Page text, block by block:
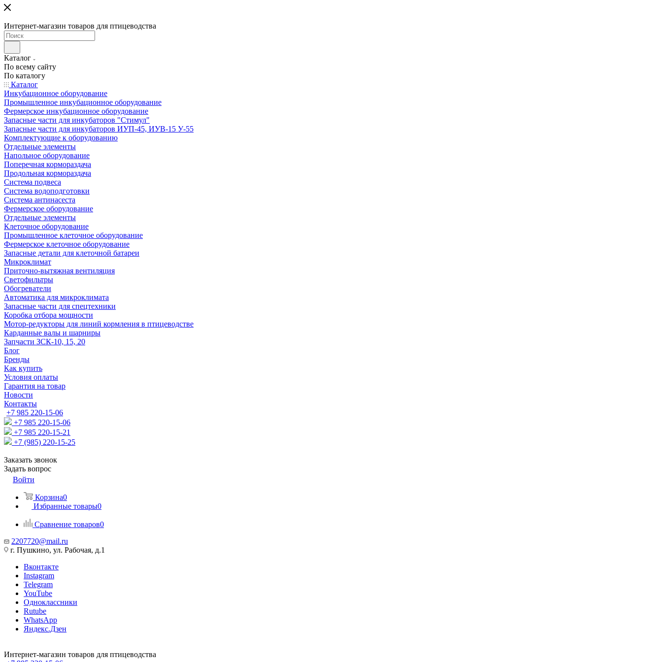
Интернет-магазин товаров для птицеводства
Каталог
По всему сайту
По каталогу
Каталог
Инкубационное оборудование
Промышленное инкубационное оборудование
Фермерское инкубационное оборудование
Запасные части для инкубаторов "Стимул"
Запасные части для инкубаторов ИУП-45, ИУВ-15 У-55
Комплектующие к оборудованию
Отдельные элементы
Напольное оборудование
Поперечная кормораздача
Продольная кормораздача
Система подвеса
Система водоподготовки
Система антинасеста
Фермерское оборудование
Отдельные элементы
Клеточное оборудование
Промышленное клеточное оборудование
Фермерское клеточное оборудование
Запасные детали для клеточной батареи
Микроклимат
Приточно-вытяжная вентиляция
Светофильтры
Обогреватели
Автоматика для микроклимата
Запасные части для спецтехники
Коробка отбора мощности
Мотор-редукторы для линий кормления в птицеводстве
Карданные валы и шарниры
Запчасти ЗСК-10, 15, 20
Блог
Бренды
Как купить
Условия оплаты
Гарантия на товар
Новости
Контакты
+7 985 220-15-06
+7 985 220-15-06
+7 985 220-15-21
+7 (985) 220-15-25
Заказать звонок
Задать вопрос
Войти
Корзина0
Избранные товары0
Сравнение товаров0
2207720@mail.ru
г. Пушкино, ул. Рабочая, д.1
Вконтакте
Instagram
Telegram
YouTube
Одноклассники
Rutube
WhatsApp
Яндекс.Дзен
Интернет-магазин товаров для птицеводства